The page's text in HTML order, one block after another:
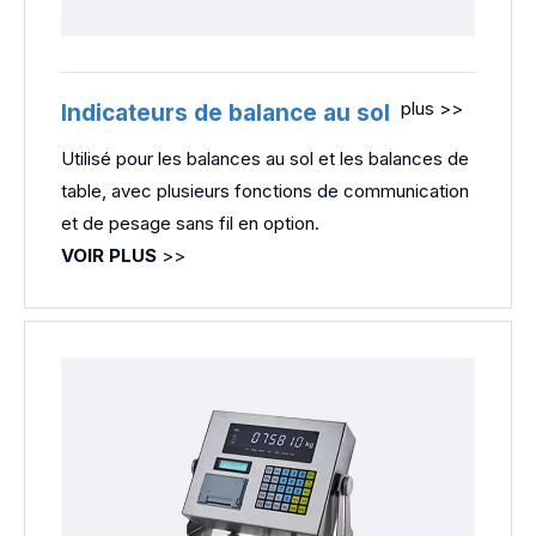
Indicateurs de balance au sol plus >>
Utilisé pour les balances au sol et les balances de
table, avec plusieurs fonctions de communication
et de pesage sans fil en option.
VOIR PLUS >>